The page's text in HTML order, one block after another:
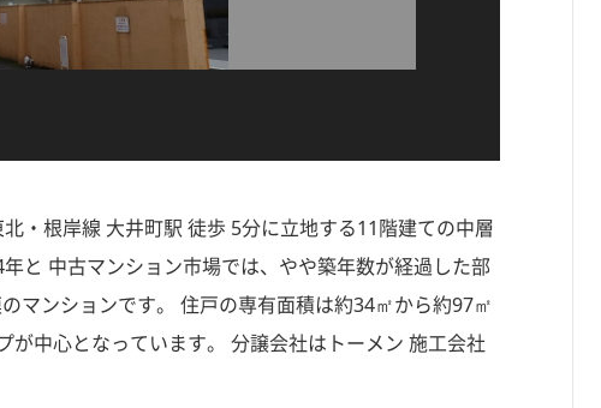
・根岸線 大井町駅 徒歩 5分に立地する11階建ての中層
と 中古マンション市場では、やや築年数が経過した部
マンションです。 住戸の専有面積は約34㎡から約97㎡
が中心となっています。 分譲会社はトーメン 施工会社